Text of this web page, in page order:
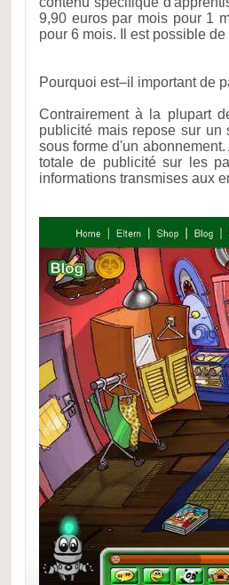
9,90 euros par mois pour 1
pour 6 mois. Il est possible
Pourquoi est–il important de
Contrairement à la plupart
publicité mais repose sur un
sous forme d'un
totale de publicité sur les
informations transmises aux